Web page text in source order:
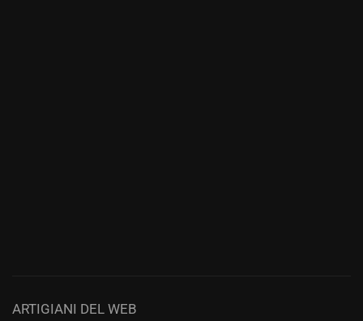
ARTIGIANI DEL WEB